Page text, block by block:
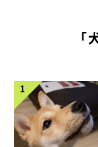
あずきちゃんは「
のでした。